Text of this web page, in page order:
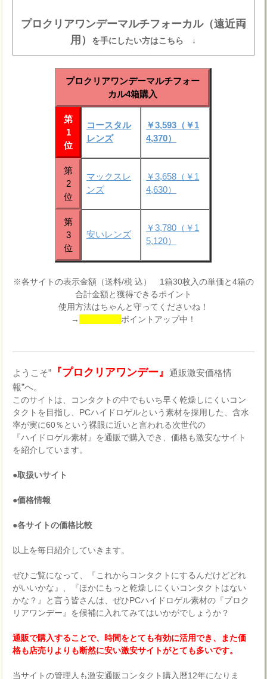
プロクリアワンデーマルチフォーカル（遠近両
用）
を手にしたい方はこちら ↓
プロクリアワンデーマルチフォー
カル4箱購入
第
1
位
コースタル
レンズ
￥3,593（￥1
4,370）
第
2
位
マックスレ
ンズ
￥3,658（￥1
4,630）
第
3
位
安いレンズ
￥3,780（￥1
5,120）
※各サイトの表示金額（送料/税 込） 1箱30枚入の単価と4箱の
合計金額と獲得できるポイント
使用方法はちゃんと守ってくださいね！
→
ポイントアップ中！
ようこそ” 『プロクリアワンデー』通販激安価格情
報”へ。
このサイトは、コンタクトの中でもいち早く乾燥しにくいコン
タクトを目指し、PCハイドロゲルという素材を採用した、含水
率が実に60％という裸眼に近いと言われる次世代の
『ハイドロゲル素材』を通販で購入でき、価格も激安なサイト
を紹介しています。
●取扱いサイト
●価格情報
●各サイトの価格比較
以上を毎日紹介していきます。
ぜひご覧になって、『これからコンタクトにするんだけどどれ
がいいかな』、『ほかにもっと乾燥しにくいコンタクトはない
かな？』と言う皆さんは、ぜひPCハイドロゲル素材の『プロク
リアワンデー』を候補に入れてみてはいかがでしょうか？
通販で購入することで、時間をとても有効に活用でき、また価
格も店売りよりも断然に安い激安サイトがとても多いです。
当サイトの管理人も激安通販コンタクト購入暦12年になりま